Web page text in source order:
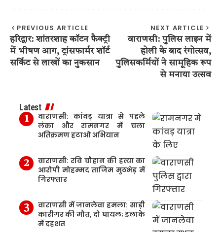
PREVIOUS ARTICLE
हरिद्वार: शांतरशाह कॉटन फैक्ट्री
में भीषण आग, ट्रांसफार्मर शॉर्ट
सर्किट से लाखों का नुकसान
NEXT ARTICLE
वाराणसी: पुलिस लाइन में
होली के बाद रंगोत्सव,
पुलिसकर्मियों ने सामूहिक रूप
से मनाया उत्सव
Latest
वाराणसी: कांवड़ यात्रा से पहले
लंका और रामनगर में चला
अतिक्रमण हटाओ अभियान
वाराणसी: रवि चौहान की हत्या का
आरोपी मोहम्मद ताजिम मुठभेड़ में
गिरफ्तार
वाराणसी में जानलेवा हमला: साड़ी
कारीगर की मौत, दो घायल; इलाके
में दहशत